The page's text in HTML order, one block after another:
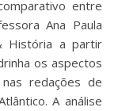
entre
Ana Paula
História a partir
os aspectos
redações de
A análise